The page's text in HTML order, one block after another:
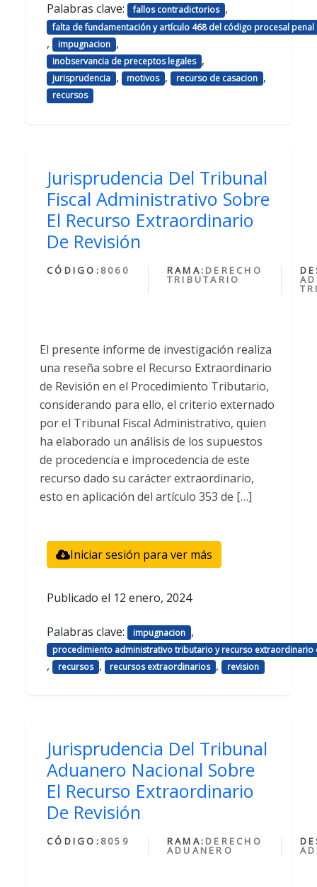
Palabras clave: fallos contradictorios ,
falta de fundamentación y artículo 468 del código procesal penal
, impugnacion ,
inobservancia de preceptos legales ,
jurisprudencia , motivos , recurso de casacion ,
recursos
Jurisprudencia Del Tribunal
Fiscal Administrativo Sobre
El Recurso Extraordinario
De Revisión
CÓDIGO: 8060 RAMA: DERECHO
TRIBUTARIO
El presente informe de investigación realiza
una reseña sobre el Recurso Extraordinario
de Revisión en el Procedimiento Tributario,
considerando para ello, el criterio externado
por el Tribunal Fiscal Administrativo, quien
ha elaborado un análisis de los supuestos
de procedencia e improcedencia de este
recurso dado su carácter extraordinario,
esto en aplicación del artículo 353 de […]
Iniciar sesión para ver más
Publicado el 12 enero, 2024
Palabras clave: impugnacion ,
procedimiento administrativo tributario y recurso extraordinario
, recursos , recursos extraordinarios , revision
Jurisprudencia Del Tribunal
Aduanero Nacional Sobre
El Recurso Extraordinario
De Revisión
CÓDIGO: 8059 RAMA: DERECHO
ADUANERO